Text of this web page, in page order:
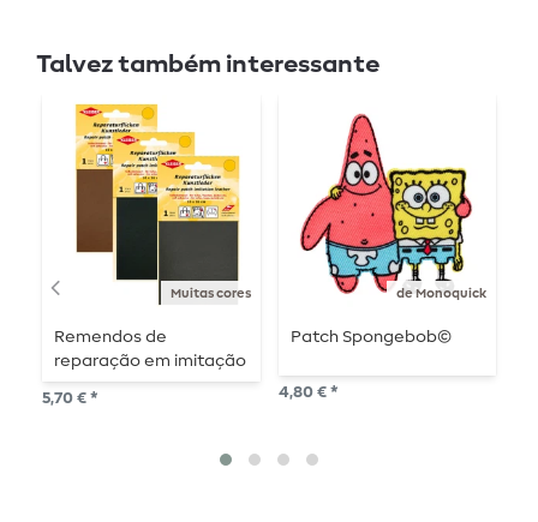
Talvez também interessante
Muitas cores
Remendos de
reparação em imitação
de pele - 10 x 16cm -
autocolantes
5,70 € *
de Monoquick
Patch Spongebob©
4,80 € *